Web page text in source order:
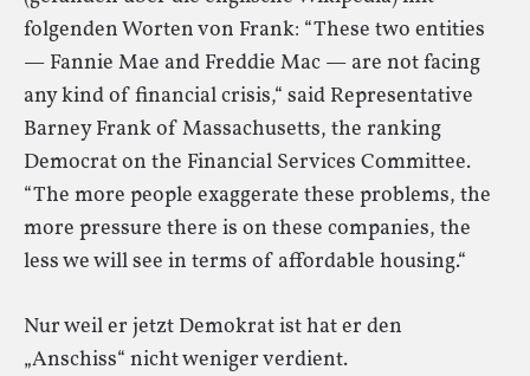
folgenden Worten von Frank: “These two entities
— Fannie Mae and Freddie Mac — are not facing
any kind of financial crisis,“ said Representative
Barney Frank of Massachusetts, the ranking
Democrat on the Financial Services Committee.
“The more people exaggerate these problems, the
more pressure there is on these companies, the
less we will see in terms of affordable housing.“
Nur weil er jetzt Demokrat ist hat er den
„Anschiss“ nicht weniger verdient.